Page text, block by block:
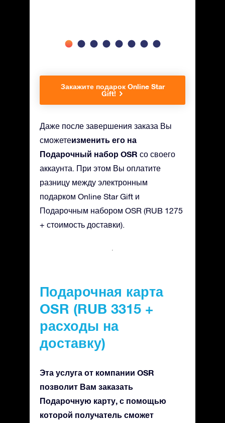
Закажите подарок Online Star
Gift!
Даже после завершения заказа Вы
сможетеизменить его на
Подарочный набор OSR со своего
аккаунта. При этом Вы оплатите
разницу между электронным
подарком Online Star Gift и
Подарочным набором OSR (RUB 1275
+ стоимость доставки).
Подарочная карта
OSR (RUB 3315 +
расходы на
доставку)
Эта услуга от компании OSR
позволит Вам заказать
Подарочную карту, с помощью
которой получатель сможет